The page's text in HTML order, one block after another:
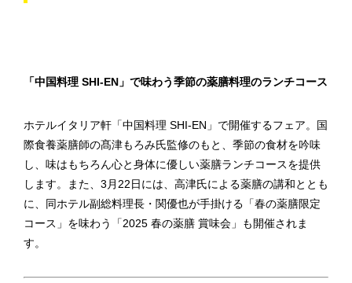
「中国料理 SHI-EN」で味わう季節の薬膳料理のランチコース
ホテルイタリア軒「中国料理 SHI-EN」で開催するフェア。国
際食養薬膳師の髙津もろみ氏監修のもと、季節の食材を吟味
し、味はもちろん心と身体に優しい薬膳ランチコースを提供
します。また、3月22日には、高津氏による薬膳の講和ととも
に、同ホテル副総料理長・関優也が手掛ける「春の薬膳限定
コース」を味わう「2025 春の薬膳 賞味会」も開催されま
す。